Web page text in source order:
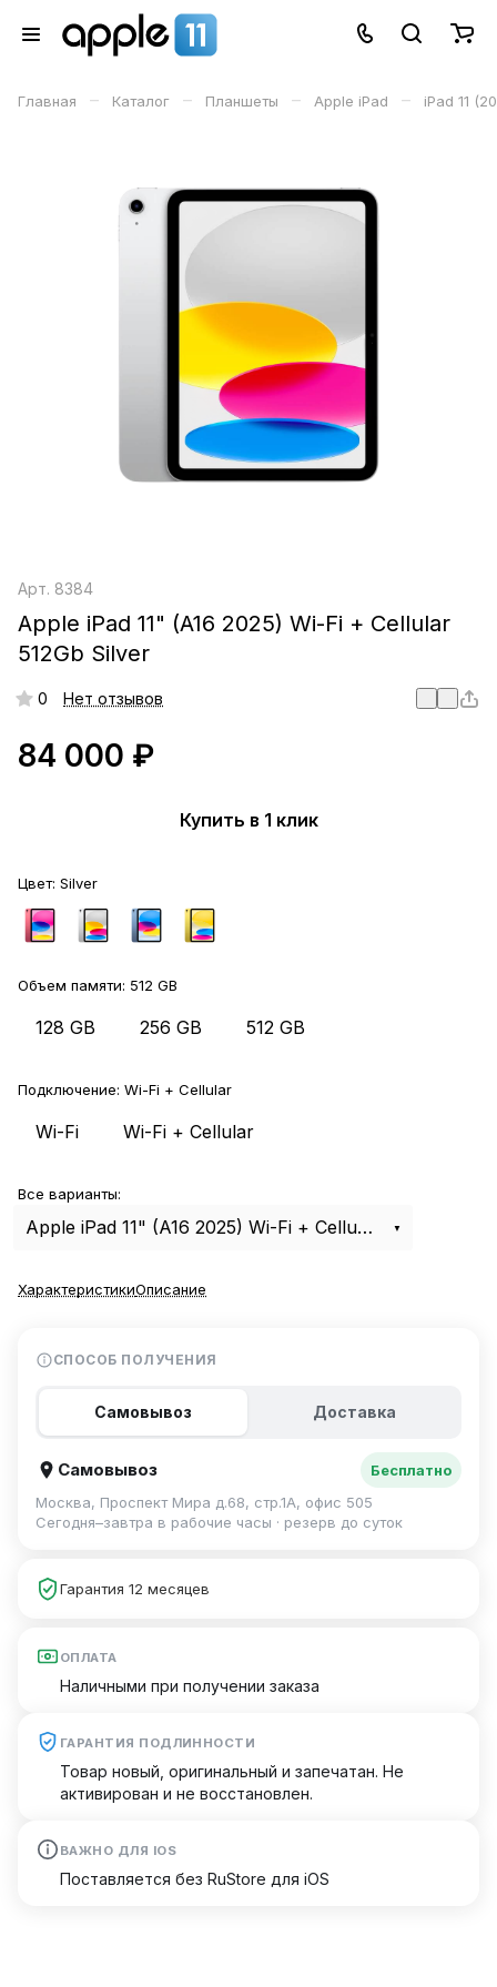
Главная – Каталог – Планшеты – Apple iPad – iPad 11
Арт. 8384
Apple iPad 11" (A16 2025) Wi-Fi + Cellular
512Gb Silver
0 Нет отзывов
84 000 ₽
Купить в 1 клик
Цвет: Silver
Объем памяти: 512 GB
128 GB 256 GB 512 GB
Подключение: Wi-Fi + Cellular
Wi-Fi Wi-Fi + Cellular
Все варианты:
Apple iPad 11" (A16 2025) Wi-Fi + Cellular 512Gb Silver
ХарактеристикиОписание
СПОСОБ ПОЛУЧЕНИЯ
Самовывоз Доставка
Самовывоз
Бесплатно
Москва, Проспект Мира д.68, стр.1А, офис 505
Сегодня–завтра в рабочие часы · резерв до суток
Гарантия 12 месяцев
ОПЛАТА
Наличными при получении заказа
ГАРАНТИЯ ПОДЛИННОСТИ
Товар новый, оригинальный и запечатан. Не
активирован и не восстановлен.
ВАЖНО ДЛЯ IOS
Поставляется без RuStore для iOS